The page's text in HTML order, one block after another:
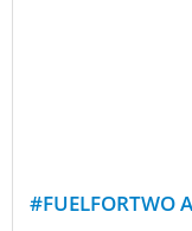
#FUELFORTWO